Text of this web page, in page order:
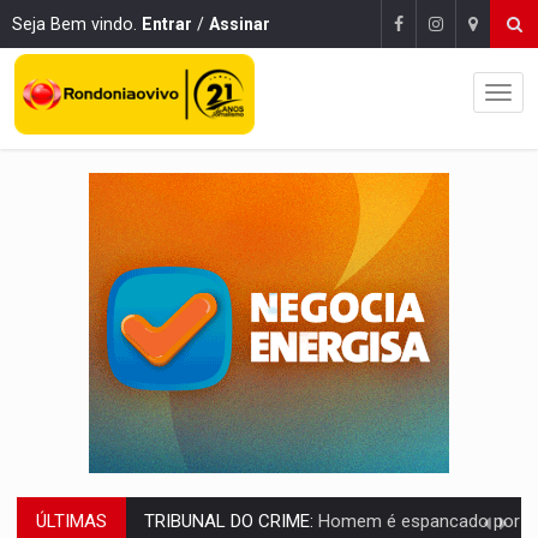
Seja Bem vindo. Entrar / Assinar
ÚLTIMAS VÍDEO:Perseguição é registrada no shopping após colombiana furtar